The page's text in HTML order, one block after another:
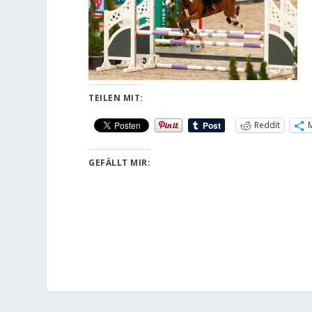
TEILEN MIT:
Reddit
GEFÄLLT MIR: